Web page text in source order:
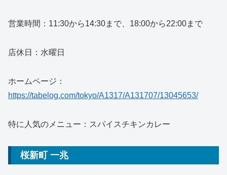
営業時間：11:30から14:30まで、18:00から22:00まで
店休日：水曜日
ホームページ：
https://tabelog.com/tokyo/A1317/A131707/13045653/
特に人気のメニュー：スパイスチキンカレー
桜新町 一兆